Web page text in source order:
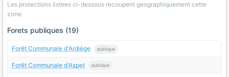
Les protections listees ci-dessous recoupent geographiquement cette
zone.
Forets publiques (19)
Forêt Communale d'Ardiège publique
Forêt Communale d'Aspet publique